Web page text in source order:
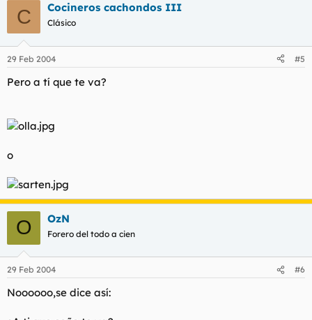
C Cocineros cachondos III
Clásico
29 Feb 2004 #5
Pero a tí que te va?
o
O OzN
Forero del todo a cien
29 Feb 2004 #6
Noooooo,se dice así: